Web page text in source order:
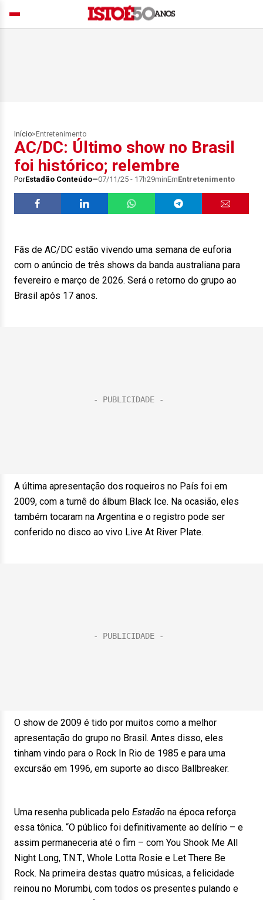
Início> Entretenimento
AC/DC: Último show no Brasil
foi histórico; relembre
PorEstadão Conteúdo 07/11/25 - 17h29minEmEntretenimento
Fãs de AC/DC estão vivendo uma semana de euforia
com o anúncio de três shows da banda australiana para
fevereiro e março de 2026. Será o retorno do grupo ao
Brasil após 17 anos.
A última apresentação dos roqueiros no País foi em
2009, com a turnê do álbum Black Ice. Na ocasião, eles
também tocaram na Argentina e o registro pode ser
conferido no disco ao vivo Live At River Plate.
O show de 2009 é tido por muitos como a melhor
apresentação do grupo no Brasil. Antes disso, eles
tinham vindo para o Rock In Rio de 1985 e para uma
excursão em 1996, em suporte ao disco Ballbreaker.
Uma resenha publicada pelo Estadão na época reforça
essa tônica. “O público foi definitivamente ao delírio – e
assim permaneceria até o fim – com You Shook Me All
Night Long, T.N.T., Whole Lotta Rosie e Let There Be
Rock. Na primeira destas quatro músicas, a felicidade
reinou no Morumbi, com todos os presentes pulando e